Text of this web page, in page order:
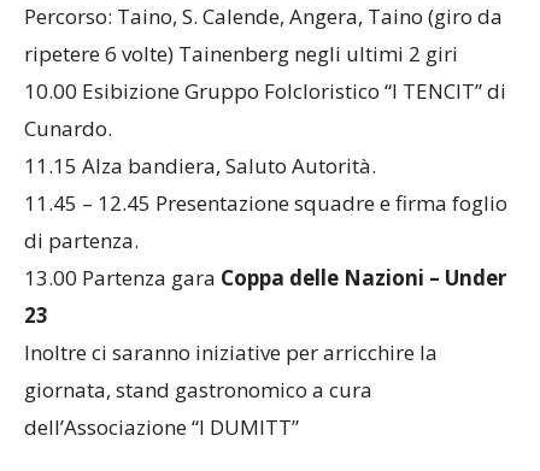
Nazioni – Allievi
Percorso: Taino, S. Calende, Angera, Taino (giro da
ripetere 6 volte) Tainenberg negli ultimi 2 giri
10.00 Esibizione Gruppo Folcloristico “I TENCIT” di
Cunardo.
11.15 Alza bandiera, Saluto Autorità.
11.45 – 12.45 Presentazione squadre e firma foglio
di partenza.
13.00 Partenza gara
23
Inoltre ci saranno iniziative per arricchire la
giornata, stand gastronomico a cura